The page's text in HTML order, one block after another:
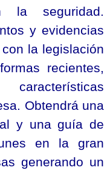
la seguridad.
y evidencias
la legislación
recientes,
Obtendrá una
y una guía de
en la gran
generando un